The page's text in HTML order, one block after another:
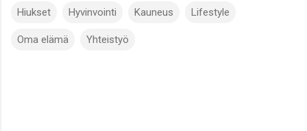
Hiukset Hyvinvointi Kauneus Lifestyle
Oma elämä Yhteistyö